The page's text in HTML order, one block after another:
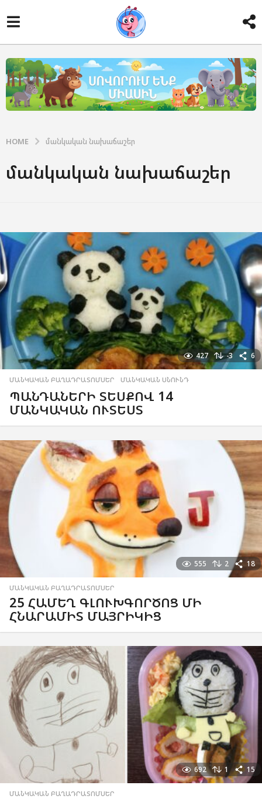
HOME մանկական նախաճաշեր
մանկական նախաճաշեր
427 -3 6
ՄԱՆԿԱԿԱՆ ԲԱՂԱԴՐԱՏՈՄՍԵՐ ,ՄԱՆԿԱԿԱՆ ՍՆՈՒՆԴ
ՊԱՆԴԱՆԵՐԻ ՏԵՍՔՈՎ 14
ՄԱՆԿԱԿԱՆ ՈՒՏԵՍՏ
555 2 18
ՄԱՆԿԱԿԱՆ ԲԱՂԱԴՐԱՏՈՄՍԵՐ
25 ՀԱՄԵՂ ԳԼՈՒԽԳՈՐԾՈՑ ՄԻ
ՀՆԱՐԱՄԻՏ ՄԱՅՐԻԿԻՑ
692 1 15
ՄԱՆԿԱԿԱՆ ԲԱՂԱԴՐԱՏՈՄՍԵՐ